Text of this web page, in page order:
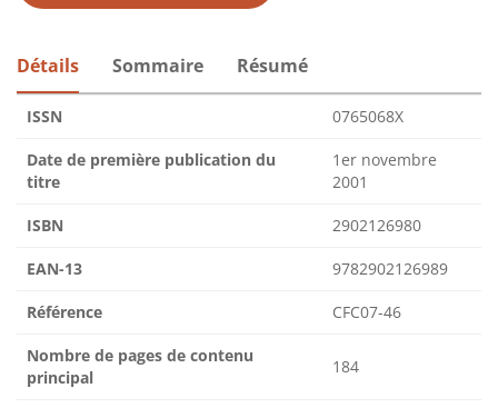
Détails Sommaire Résumé
ISSN 0765068X
Date de première publication du
titre
1er novembre
2001
ISBN 2902126980
EAN-13 9782902126989
Référence CFC07-46
Nombre de pages de contenu
principal
184